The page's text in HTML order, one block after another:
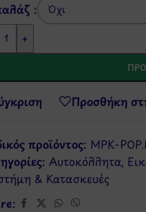
:
+
Προσθήκη
προϊόντος: MPK-
Αυτοκόλλητα,
& Κατασκευές